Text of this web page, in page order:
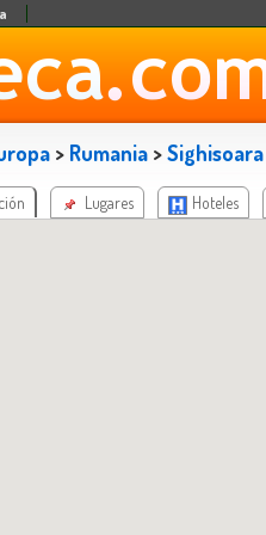
> Rumania >Sighisoara
Lugares Hoteles